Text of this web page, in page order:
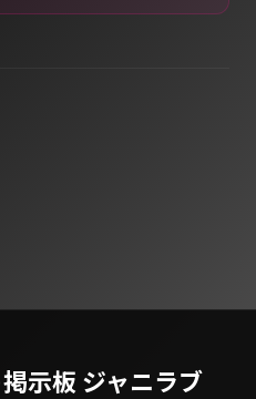
示板 ジャニラブ